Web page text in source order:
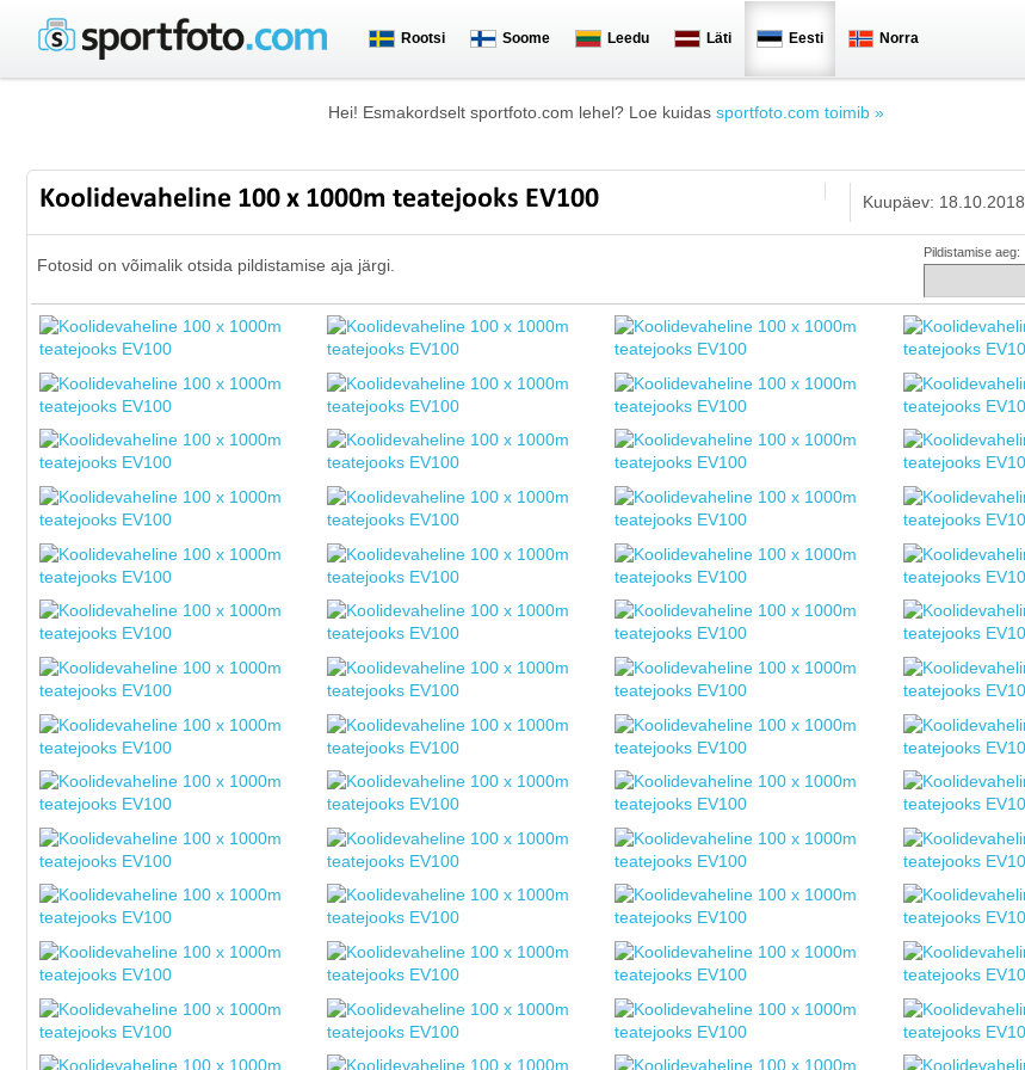
Rootsi Soome Leedu Läti Eesti Norra
Hei! Esmakordselt sportfoto.com lehel? Loe kuidas sportfoto.com toimib »
Koolidevaheline 100 x 1000m teatejooks EV100 Kuupäev: 18.10.2018
Fotosid on võimalik otsida pildistamise aja järgi.
Pildistamise aeg: